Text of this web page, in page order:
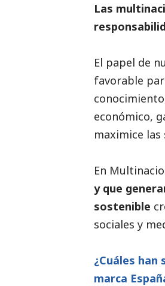
Las
El papel de
favorable
económico,
maximice
En
y que
sostenible
sociales y
¿Cuáles
marca